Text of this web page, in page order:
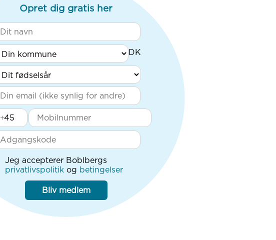
Opret dig gratis her
+
Jeg accepterer Boblbergs
privatlivspolitik og betingelser
Bliv medlem